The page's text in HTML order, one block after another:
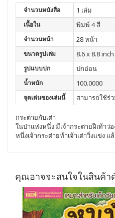
จำนวนหนังสือ 1 เล่ม
เนื้อใน พิมพ์ 4 สี
จำนวนหน้า 28 หน้า
ขนาดรูปเล่ม 8.6 x 8.8 inch
รูปแบบปก ปกอ่อน
น้ำหนัก 100.0000
จุดเด่นของเล่มนี้ สามารถใช้ร่
กระต่ายกับเต่า
ในป่าแห่งหนึ่ง มีเจ้ากระต่ายฝีเท้าว่
หนึ่งเจ้ากระต่ายท้าเจ้าเต่าวิ่งแข่ง
คุณอาจจะสนใจในสินค้า